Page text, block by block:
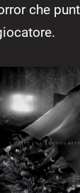
che